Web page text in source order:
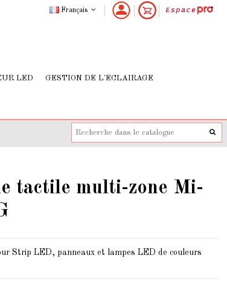
Français
LED GESTION DE L'ECLAIRAGE
tactile multi-zone Mi-
Strip LED, panneaux et lampes LED de couleurs